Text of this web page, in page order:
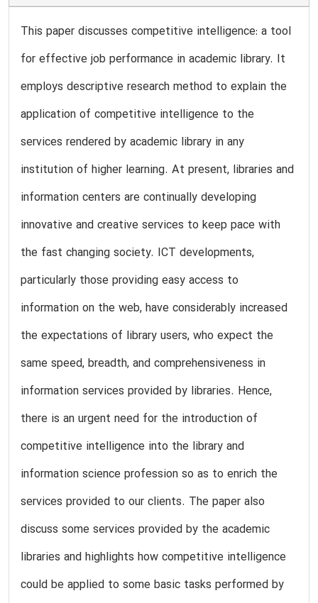
This paper discusses competitive intelligence: a tool
for effective job performance in academic library. It
employs descriptive research method to explain the
application of competitive intelligence to the
services rendered by academic library in any
institution of higher learning. At present, libraries and
information centers are continually developing
innovative and creative services to keep pace with
the fast changing society. ICT developments,
particularly those providing easy access to
information on the web, have considerably increased
the expectations of library users, who expect the
same speed, breadth, and comprehensiveness in
information services provided by libraries. Hence,
there is an urgent need for the introduction of
competitive intelligence into the library and
information science profession so as to enrich the
services provided to our clients. The paper also
discuss some services provided by the academic
libraries and highlights how competitive intelligence
could be applied to some basic tasks performed by